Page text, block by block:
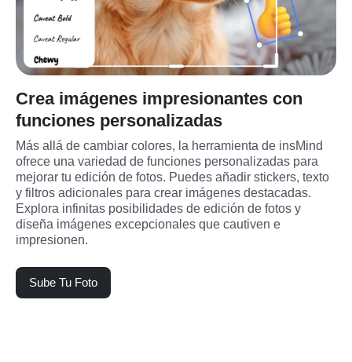
Crea imágenes impresionantes con
funciones personalizadas
Más allá de cambiar colores, la herramienta de insMind
ofrece una variedad de funciones personalizadas para
mejorar tu edición de fotos. Puedes añadir stickers, texto
y filtros adicionales para crear imágenes destacadas.
Explora infinitas posibilidades de edición de fotos y
diseña imágenes excepcionales que cautiven e
impresionen.
Sube Tu Foto